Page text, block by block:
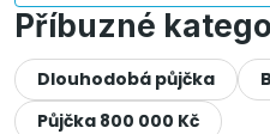
Příbuzné
Dlouhodobá půjčka
Půjčka 800 000 Kč